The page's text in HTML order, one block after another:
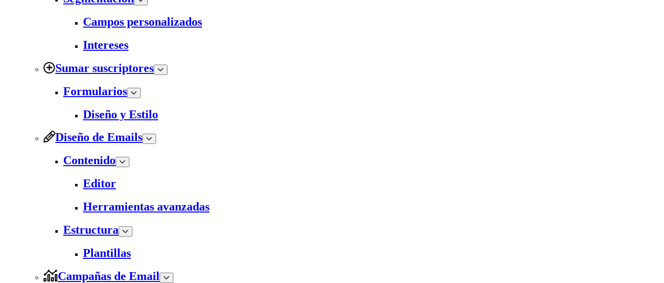
Campos personalizados
Intereses
Sumar suscriptores
Formularios
Diseño y Estilo
Diseño de Emails
Contenido
Editor
Herramientas avanzadas
Estructura
Plantillas
Campañas de Email